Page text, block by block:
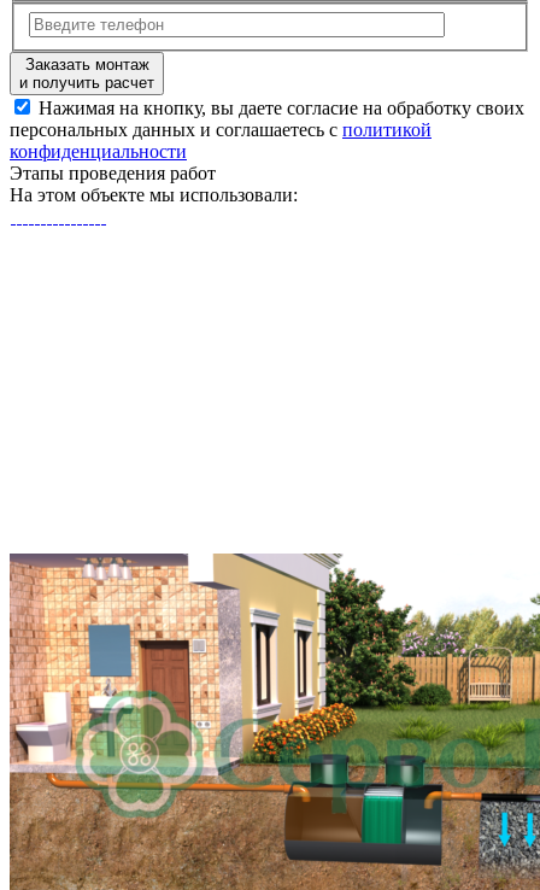
Заказать монтаж
и получить расчет
Нажимая на кнопку, вы даете согласие на обработку своих
персональных данных и соглашаетесь с политикой
конфиденциальности
Этапы проведения работ
На этом объекте мы использовали: